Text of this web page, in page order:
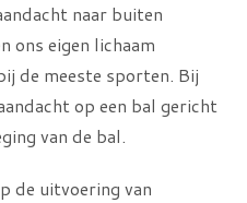
naar buiten
ons eigen lichaam
de meeste sporten. Bij
op een bal gericht
van de bal.
de uitvoering van